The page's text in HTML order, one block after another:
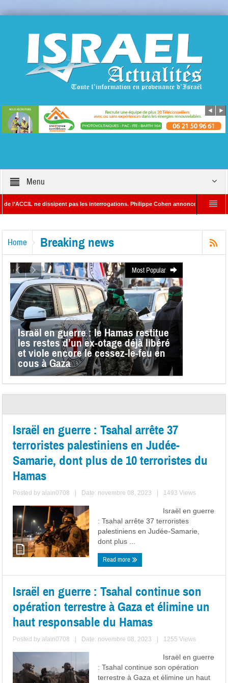
Menu
ne dissipent pas les interrogations. Philippe Cohen annonce se réserver le droit
Home Breaking news
Most Popular
Israël en guerre : le Hamas restitue
les restes d’un ex-otage déjà libéré
et viole encore le cessez-le-feu en
cous à Gaza
Israël en guerre : Tsahal arrête 37
terroristes palestiniens en Judée-
Samarie, dont plus de 10 terroristes du
Hamas
Posted byalain0708 Date: novembre 08, 2023 1493 Views
Israël en guerre
: Tsahal arrête 37 terroristes
palestiniens en Judée-Samarie,
dont plus ...
Read more
Israël en guerre : Tsahal continue son
opération terrestre à Gaza et élimine un
haut responsable du Hamas
Posted byalain0708 Date: novembre 08, 2023 1255 Views
Israël en guerre
: Tsahal continue son opération
terrestre à Gaza et élimine un haut